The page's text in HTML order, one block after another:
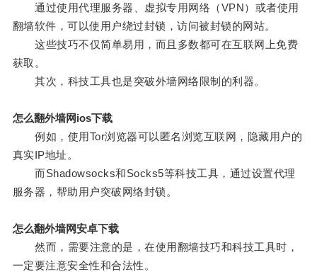
通过使用代理服务器、虚拟专用网络（VPN）或者使用
翻墙软件，可以使用户绕过封锁，访问被封锁的网站。
这些技巧不仅简单易用，而且多数都可在互联网上免费
获取。
其次，科技工具也是突破外墙网络限制的利器。
怎么翻外墙网ios下载
例如，使用Tor浏览器可以匿名浏览互联网，隐藏用户的
真实IP地址。
而Shadowsocks和Socks5等科技工具，通过设置代理
服务器，帮助用户突破网络封锁。
怎么翻外墙网安卓下载
然而，需要注意的是，在使用翻墙技巧和科技工具时，
一定要注意安全性和合法性。